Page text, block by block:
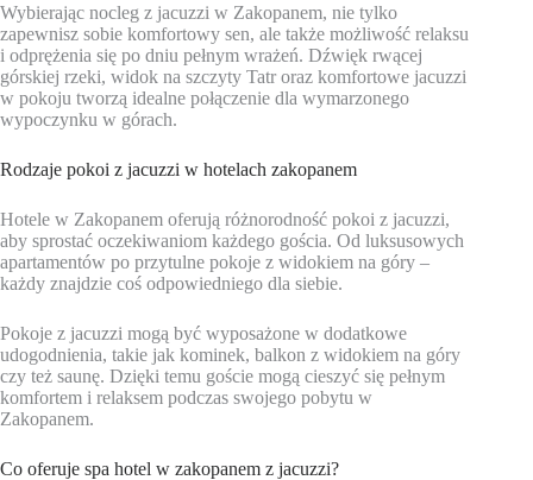
Wybierając nocleg z jacuzzi w Zakopanem, nie tylko
zapewnisz sobie komfortowy sen, ale także możliwość relaksu
i odprężenia się po dniu pełnym wrażeń. Dźwięk rwącej
górskiej rzeki, widok na szczyty Tatr oraz komfortowe jacuzzi
w pokoju tworzą idealne połączenie dla wymarzonego
wypoczynku w górach.
Rodzaje pokoi z jacuzzi w hotelach zakopanem
Hotele w Zakopanem oferują różnorodność pokoi z jacuzzi,
aby sprostać oczekiwaniom każdego gościa. Od luksusowych
apartamentów po przytulne pokoje z widokiem na góry –
każdy znajdzie coś odpowiedniego dla siebie.
Pokoje z jacuzzi mogą być wyposażone w dodatkowe
udogodnienia, takie jak kominek, balkon z widokiem na góry
czy też saunę. Dzięki temu goście mogą cieszyć się pełnym
komfortem i relaksem podczas swojego pobytu w
Zakopanem.
Co oferuje spa hotel w zakopanem z jacuzzi?